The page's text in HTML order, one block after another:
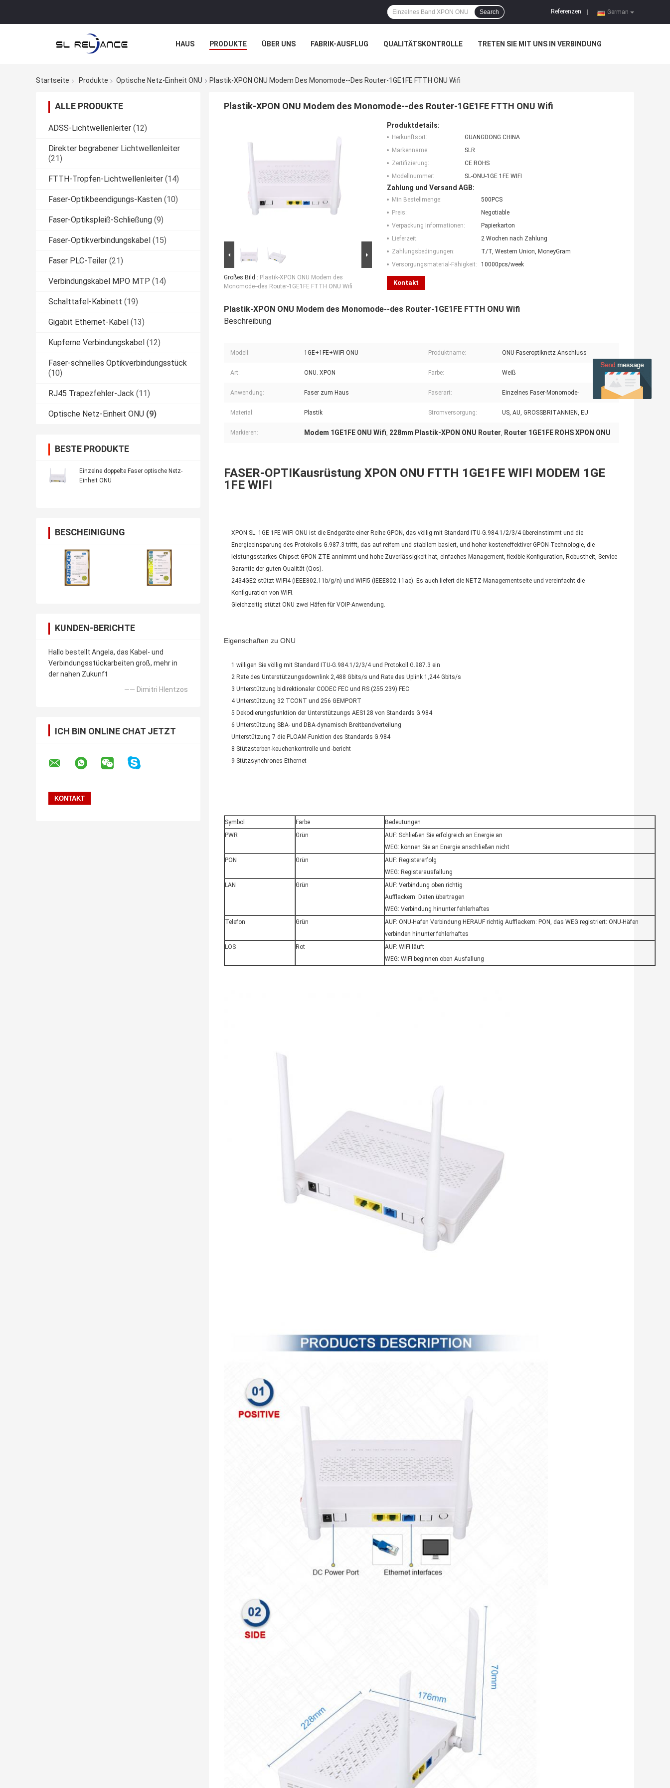
German
Referenzen
Search
HAUS PRODUKTE ÜBER UNS FABRIK-AUSFLUG QUALITÄTSKONTROLLE TRETEN SIE MIT UNS IN VERBINDUNG
Startseite
Produkte Optische Netz-Einheit ONU Plastik-XPON ONU Modem Des Monomode--des Router-1GE1FE FTTH ONU Wifi
ALLE PRODUKTE
ADSS-Lichtwellenleiter (12)
Direkter begrabener Lichtwellenleiter
(21)
FTTH-Tropfen-Lichtwellenleiter (14)
Faser-Optikbeendigungs-Kasten (10)
Faser-Optikspleiß-Schließung (9)
Faser-Optikverbindungskabel (15)
Faser PLC-Teiler (21)
Verbindungskabel MPO MTP (14)
Schalttafel-Kabinett (19)
Gigabit Ethernet-Kabel (13)
Kupferne Verbindungskabel (12)
Faser-schnelles Optikverbindungsstück
(10)
RJ45 Trapezfehler-Jack (11)
Optische Netz-Einheit ONU (9)
BESTE PRODUKTE
Einzelne doppelte Faser optische Netz-
Einheit ONU
BESCHEINIGUNG
KUNDEN-BERICHTE
Hallo bestellt Angela, das Kabel- und
Verbindungsstückarbeiten groß, mehr in
der nahen Zukunft
—— Dimitri Hlentzos
ICH BIN ONLINE CHAT JETZT
Plastik-XPON ONU Modem des Monomode--des Router-1GE1FE FTTH ONU Wifi
Großes Bild : Plastik-XPON ONU Modem des
Monomode--des Router-1GE1FE FTTH ONU Wifi
Produktdetails:
Herkunftsort:
GUANGDONG CHINA
Markenname:
SLR
Zertifizierung:
CE ROHS
Modellnummer:
SL-ONU-1GE 1FE WIFI
Zahlung und Versand AGB:
Min Bestellmenge:
500PCS
Preis:
Negotiable
Verpackung Informationen:
Papierkarton
Lieferzeit:
2 Wochen nach Zahlung
Zahlungsbedingungen:
T/T, Western Union, MoneyGram
Versorgungsmaterial-Fähigkeit:
10000pcs/week
Kontakt
Plastik-XPON ONU Modem des Monomode--des Router-1GE1FE FTTH ONU Wifi
Beschreibung
Modell: 1GE+1FE+WIFI ONU Produktname: ONU-Faseroptiknetz Anschluss
Art: ONU. XPON Farbe: Weiß
Anwendung: Faser zum Haus Faserart: Einzelnes Faser-Monomode-
Material: Plastik Stromversorgung: US, AU, GROSSBRITANNIEN, EU
Markieren: Modem 1GE1FE ONU Wifi, 228mm Plastik-XPON ONU Router, Router 1GE1FE ROHS XPON ONU
FASER-OPTIKausrüstung XPON ONU FTTH 1GE1FE WIFI MODEM 1GE
1FE WIFI
XPON SL. 1GE 1FE WIFI ONU ist die Endgeräte einer Reihe GPON, das völlig mit Standard ITU-G.984.1/2/3/4 übereinstimmt und die
Energieeinsparung des Protokolls G.987.3 trifft, das auf reifem und stabilem basiert, und hoher kosteneffektiver GPON-Technologie, die
leistungsstarkes Chipset GPON ZTE annimmt und hohe Zuverlässigkeit hat, einfaches Management, flexible Konfiguration, Robustheit, Service-
Garantie der guten Qualität (Qos).
2434GE2 stützt WIFI4 (IEEE802.11b/g/n) und WIFI5 (IEEE802.11ac). Es auch liefert die NETZ-Managementseite und vereinfacht die
Konfiguration von WIFI.
Gleichzeitig stützt ONU zwei Häfen für VOIP-Anwendung.
Eigenschaften zu ONU
1 willigen Sie völlig mit Standard ITU-G.984.1/2/3/4 und Protokoll G.987.3 ein
2 Rate des Unterstützungsdownlink 2,488 Gbits/s und Rate des Uplink 1,244 Gbits/s
3 Unterstützung bidirektionaler CODEC FEC und RS (255.239) FEC
4 Unterstützung 32 TCONT und 256 GEMPORT
5 Dekodierungsfunktion der Unterstützungs AES128 von Standards G.984
6 Unterstützung SBA- und DBA-dynamisch Breitbandverteilung
Unterstützung 7 die PLOAM-Funktion des Standards G.984
8 Stützsterben-keuchenkontrolle und -bericht
9 Stützsynchrones Ethernet
Symbol Farbe
Bedeutungen
PWR
Grün
AUF: Schließen Sie erfolgreich an Energie an
WEG: können Sie an Energie anschließen nicht
PON
Grün
AUF: Registererfolg
WEG: Registerausfallung
LAN
Grün
AUF: Verbindung oben richtig
Aufflackern: Daten übertragen
WEG: Verbindung hinunter fehlerhaftes
Telefon
Grün
AUF: ONU-Hafen Verbindung HERAUF richtig Aufflackern: PON, das WEG registriert: ONU-Häfen
verbinden hinunter fehlerhaftes
LOS
Rot
AUF: WIFI läuft
WEG: WIFI beginnen oben Ausfallung